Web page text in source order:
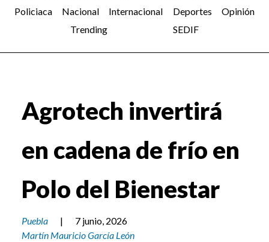
Policiaca
Nacional Internacional Deportes
Opinión
Trending
SEDIF
Agrotech invertirá
en cadena de frío en
Polo del Bienestar
Puebla |
7 junio, 2026
Martín Mauricio García León